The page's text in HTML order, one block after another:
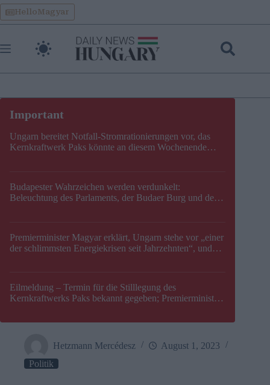
Skip
to
content
HelloMagyar
Ungarn bereitet Notfall-Stromrationierungen vor, das
Kernkraftwerk Paks könnte an diesem Wochenende
Budapester Wahrzeichen werden verdunkelt:
Beleuchtung des Parlaments, der Budaer Burg und der
Premierminister Magyar erklärt, Ungarn stehe vor „einer
der schlimmsten Energiekrisen seit Jahrzehnten“, und
Eilmeldung – Termin für die Stilllegung des
Kernkraftwerks Paks bekannt gegeben; Premierminister
Hetzmann Mercédesz
August 1, 2023
Politik